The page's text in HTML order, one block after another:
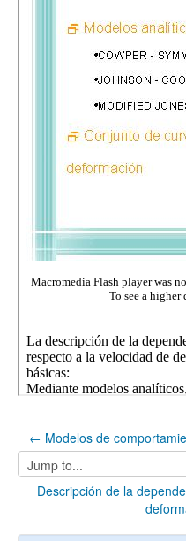
← Modelos de
Jump
to...
Descripción de la